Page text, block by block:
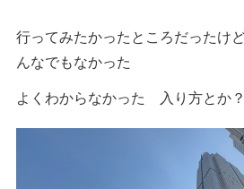
行ってみたかったところだったけ
んなでもなかった
よくわからなかった 入り方とか？